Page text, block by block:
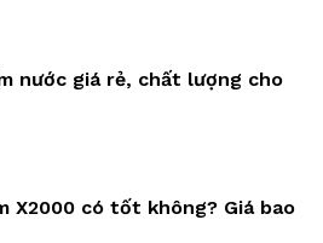
nước giá rẻ, chất lượng cho
X2000 có tốt không? Giá bao